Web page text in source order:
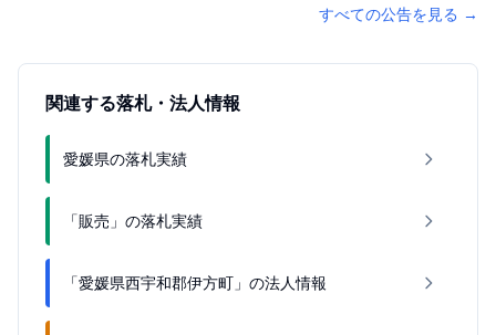
すべての公告を見る →
関連する落札・法人情報
愛媛県の落札実績
「販売」の落札実績
「愛媛県西宇和郡伊方町」の法人情報